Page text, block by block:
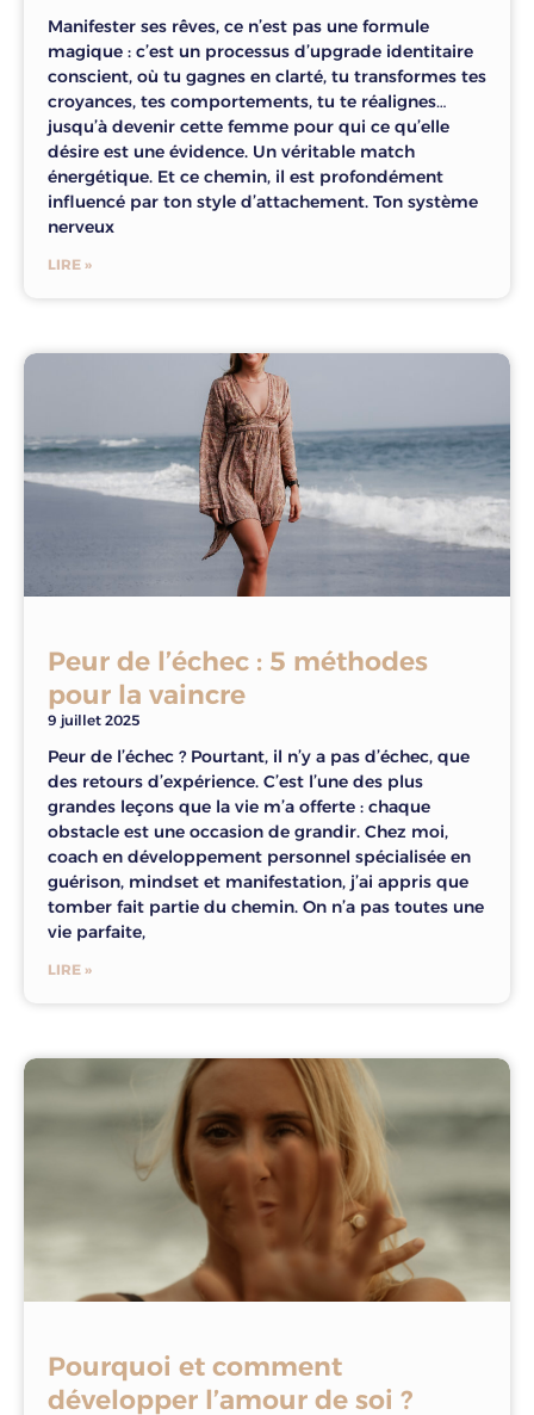
Manifester ses rêves, ce n’est pas une formule
magique : c’est un processus d’upgrade identitaire
conscient, où tu gagnes en clarté, tu transformes tes
croyances, tes comportements, tu te réalignes…
jusqu’à devenir cette femme pour qui ce qu’elle
désire est une évidence. Un véritable match
énergétique. Et ce chemin, il est profondément
influencé par ton style d’attachement. Ton système
nerveux
LIRE »
Peur de l’échec : 5 méthodes
pour la vaincre
9 juillet 2025
Peur de l’échec ? Pourtant, il n’y a pas d’échec, que
des retours d’expérience. C’est l’une des plus
grandes leçons que la vie m’a offerte : chaque
obstacle est une occasion de grandir. Chez moi,
coach en développement personnel spécialisée en
guérison, mindset et manifestation, j’ai appris que
tomber fait partie du chemin. On n’a pas toutes une
vie parfaite,
LIRE »
Pourquoi et comment
développer l’amour de soi ?